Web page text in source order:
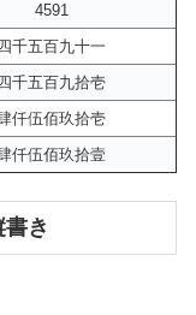
4591
千五百九十一
千五百九拾壱
仟伍佰玖拾壱
仟伍佰玖拾壹
き